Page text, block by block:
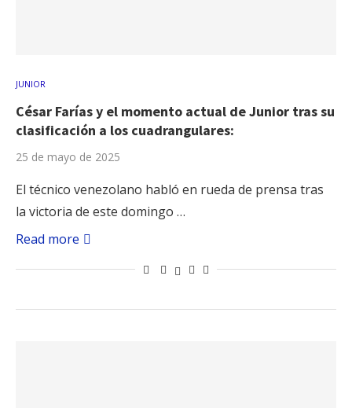
JUNIOR
César Farías y el momento actual de Junior tras su
clasificación a los cuadrangulares:
25 de mayo de 2025
El técnico venezolano habló en rueda de prensa tras
la victoria de este domingo …
Read more